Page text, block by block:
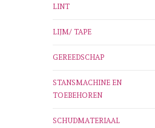
LINT
LIJM/ TAPE
GEREEDSCHAP
STANSMACHINE EN
TOEBEHOREN
SCHUDMATERIAAL